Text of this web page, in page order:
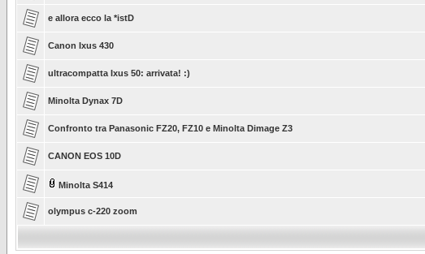
e allora ecco la *istD
Canon Ixus 430
ultracompatta Ixus 50: arrivata! :)
Minolta Dynax 7D
Confronto tra Panasonic FZ20, FZ10 e Minolta Dimage Z3
CANON EOS 10D
Minolta S414
olympus c-220 zoom